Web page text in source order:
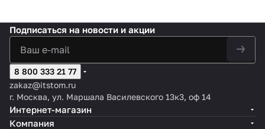
Подписаться на новости и акции
8 800 333 21 77
zakaz@itstom.ru
г. Москва, ул. Маршала Василевского 13к3, оф 14
Интернет-магазин
Компания